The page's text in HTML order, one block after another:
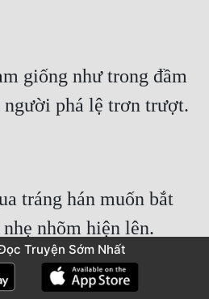
giống như trong đầm
người phá lệ trơn trượt.
tráng hán muốn bắt
nhõm hiện lên.
Truyện Sớm Nhất